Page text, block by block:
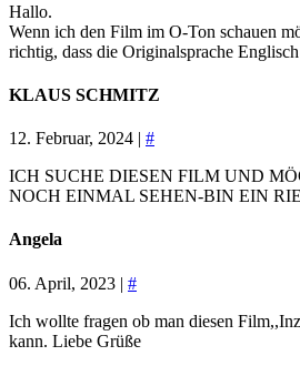
Hallo.
Wenn ich den Film im O-Ton schauen
richtig, dass die Originalsprache
KLAUS SCHMITZ
12. Februar, 2024 | #
ICH SUCHE DIESEN FILM UND
NOCH EINMAL SEHEN-BIN EIN
Angela
06. April, 2023 | #
Ich wollte fragen ob man diesen
kann. Liebe Grüße